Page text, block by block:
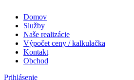
Domov
Služby
Naše realizácie
Výpočet ceny / kalkulačka
Kontakt
Obchod
Prihlásenie